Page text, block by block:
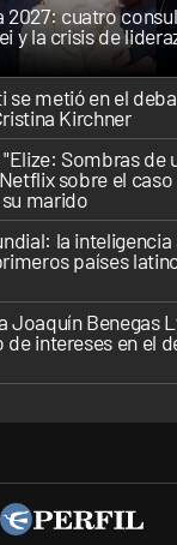
2027: cuatro
y la crisis de
se metió en el
Kirchner
Sombras de
sobre el
marido
la
países
Joaquín Benegas
intereses en el